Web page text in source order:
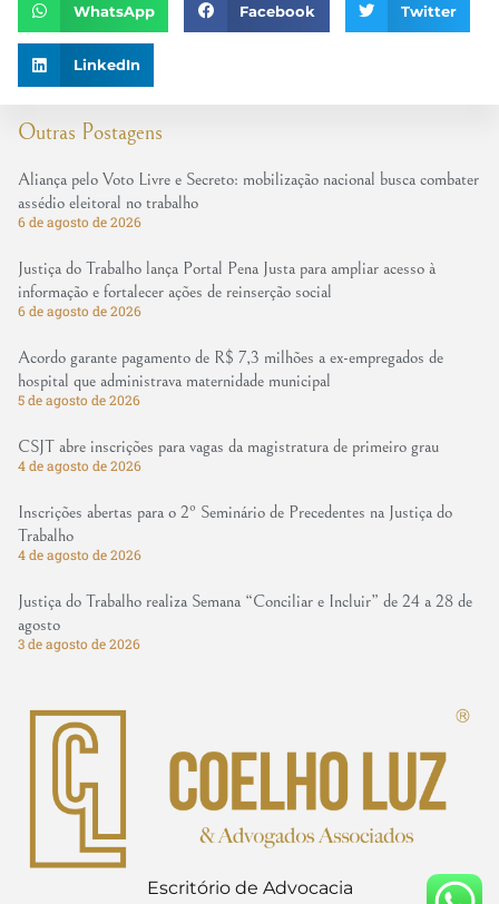
Outras Postagens
Aliança pelo Voto Livre e Secreto: mobilização nacional busca combater
assédio eleitoral no trabalho
6 de agosto de 2026
Justiça do Trabalho lança Portal Pena Justa para ampliar acesso à
informação e fortalecer ações de reinserção social
6 de agosto de 2026
Acordo garante pagamento de R$ 7,3 milhões a ex-empregados de
hospital que administrava maternidade municipal
5 de agosto de 2026
CSJT abre inscrições para vagas da magistratura de primeiro grau
4 de agosto de 2026
Inscrições abertas para o 2º Seminário de Precedentes na Justiça do
Trabalho
4 de agosto de 2026
Justiça do Trabalho realiza Semana “Conciliar e Incluir” de 24 a 28 de
agosto
3 de agosto de 2026
WhatsApp Facebook Twitter
LinkedIn
Escritório de Advocacia